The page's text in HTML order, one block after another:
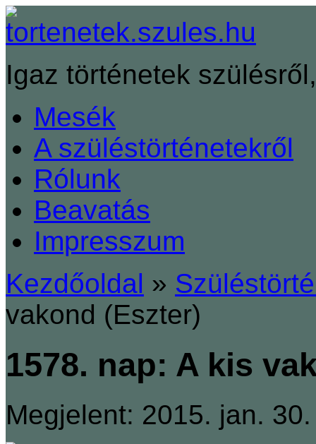
Igaz történetek
Mesék
A szüléstörténetekről
Rólunk
Beavatás
Impresszum
Kezdőoldal »
vakond (Eszter)
1578. nap: A kis
Megjelent: 2015. jan. 30.